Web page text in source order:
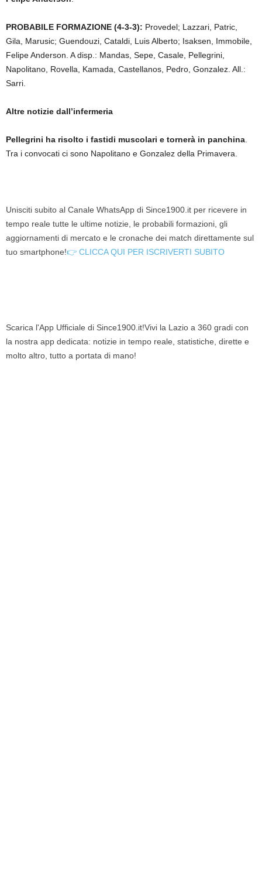
PROBABILE FORMAZIONE (4-3-3): Provedel; Lazzari, Patric,
Gila, Marusic; Guendouzi, Cataldi, Luis Alberto; Isaksen, Immobile,
Felipe Anderson. A disp.: Mandas, Sepe, Casale, Pellegrini,
Napolitano, Rovella, Kamada, Castellanos, Pedro, Gonzalez. All.:
Sarri.
Altre notizie dall’infermeria
Pellegrini ha risolto i fastidi muscolari e tornerà in panchina
Tra i convocati ci sono Napolitano e Gonzalez della Primavera.
Unisciti subito al Canale WhatsApp di Since1900.it per ricevere in
tempo reale tutte le ultime notizie, le probabili formazioni, gli
aggiornamenti di mercato e le cronache dei match direttamente sul
tuo smartphone!👉 CLICCA QUI PER ISCRIVERTI SUBITO
Scarica l'App Ufficiale di Since1900.it!Vivi la Lazio a 360 gradi con
la nostra app dedicata: notizie in tempo reale, statistiche, dirette e
molto altro, tutto a portata di mano!